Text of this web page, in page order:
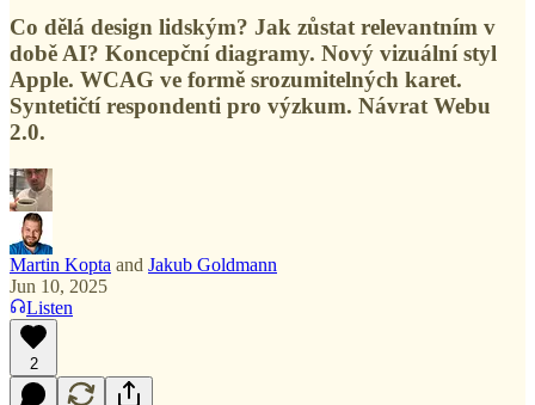
Co dělá design lidským? Jak zůstat relevantním v
době AI? Koncepční diagramy. Nový vizuální styl
Apple. WCAG ve formě srozumitelných karet.
Syntetičtí respondenti pro výzkum. Návrat Webu
2.0.
Martin Kopta and Jakub Goldmann
Jun 10, 2025
Listen
2